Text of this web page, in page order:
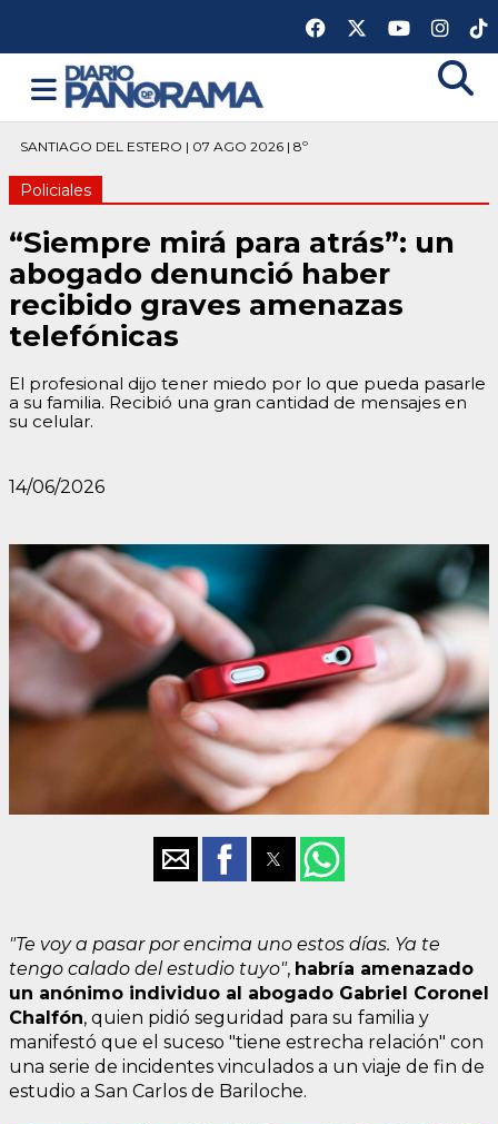
SANTIAGO DEL ESTERO | 07 AGO 2026 | 8º
Policiales
“Siempre mirá para atrás”: un
abogado denunció haber
recibido graves amenazas
telefónicas
El profesional dijo tener miedo por lo que pueda pasarle
a su familia. Recibió una gran cantidad de mensajes en
su celular.
14/06/2026
"Te voy a pasar por encima uno estos días. Ya te
tengo calado del estudio tuyo", habría amenazado
un anónimo individuo al abogado Gabriel Coronel
Chalfón, quien pidió seguridad para su familia y
manifestó que el suceso "tiene estrecha relación" con
una serie de incidentes vinculados a un viaje de fin de
estudio a San Carlos de Bariloche.